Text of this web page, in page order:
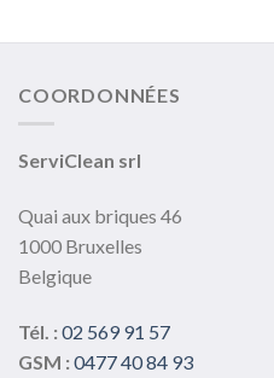
Les
peuvent
être
choisies
page
du
produit
COORDONNÉES
ServiClean srl
Quai aux briques 46
1000 Bruxelles
Belgique
Tél. : 02 569 91 57
GSM : 0477 40 84 93